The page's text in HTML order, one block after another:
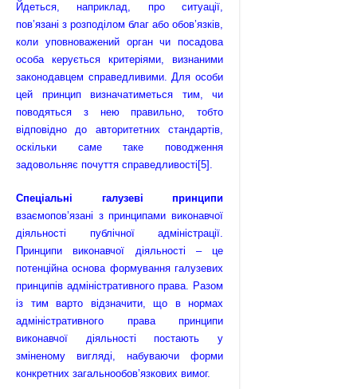
Йдеться, наприклад, про ситуації,
пов’язані з розподілом благ або обов’язків,
коли уповноважений орган чи посадова
особа керується критеріями, визнаними
законодавцем справедливими. Для особи
цей принцип визначатиметься тим, чи
поводяться з нею правильно, тобто
відповідно до авторитетних стандартів,
оскільки саме таке поводження
задовольняє почуття справедливості [5] .
Спеціальні галузеві принципи
взаємопов’язані з принципами виконавчої
діяльності публічної адміністрації.
Принципи виконавчої діяльності – це
потенційна основа формування галузевих
принципів адміністративного права. Разом
із тим варто відзначити, що в нормах
адміністративного права принципи
виконавчої діяльності постають у
зміненому вигляді, набуваючи форми
конкретних загальнообов’язкових вимог.